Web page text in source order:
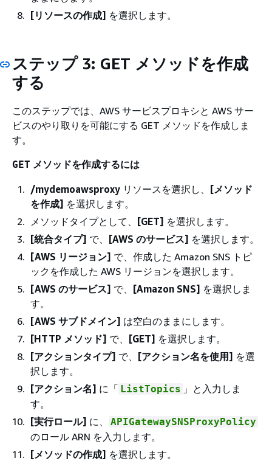
[リソースの作成] を選択します。
ステップ 3: GET メソッドを作成
する
このステップでは、AWS サービスプロキシと AWS サー
ビスのやり取りを可能にする GET メソッドを作成しま
す。
GET メソッドを作成するには
/mydemoawsproxy リソースを選択し、
[メソッド
を作成] を選択します。
メソッドタイプとして、
[GET] を選択します。
[統合タイプ] で、 [AWS のサービス] を選択します。
[AWS リージョン] で、作成した Amazon SNS トピ
ックを作成した AWS リージョンを選択します。
[AWS のサービス] で、 [Amazon SNS] を選択しま
す。
[AWS サブドメイン] は空白のままにします。
[HTTP メソッド] で、 [GET] を選択します。
[アクションタイプ] で、 [アクション名を使用] を選
択します。
[アクション名] に「 ListTopics 」と入力しま
す。
[実行ロール] に、 APIGatewaySNSProxyPolicy
のロール ARN を入力します。
[メソッドの作成] を選択します。